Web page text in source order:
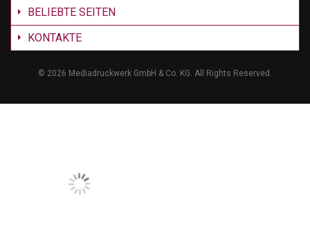
BELIEBTE SEITEN
KONTAKTE
© 2026 Mediadruckwerk GmbH & Co. KG. All Rights Reserved.